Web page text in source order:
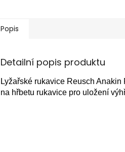
Popis
Detailní popis produktu
Lyžařské rukavice Reusch
na hřbetu rukavice pro uložení